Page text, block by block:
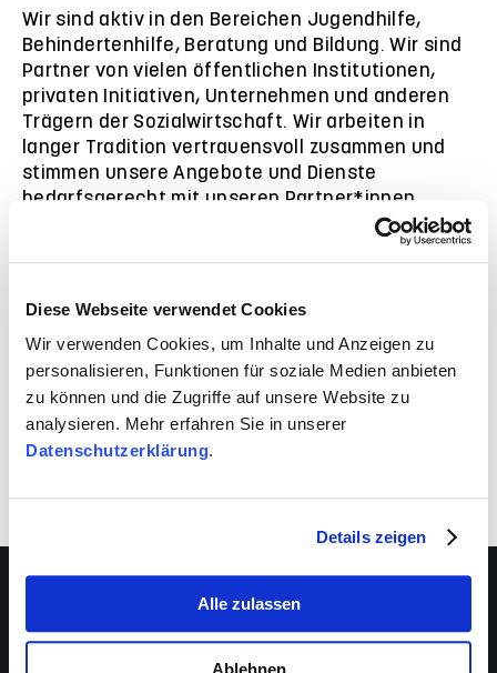
Diese Webseite verwendet Cookies
Wir verwenden Cookies, um Inhalte und Anzeigen zu
personalisieren, Funktionen für soziale Medien anbieten
zu können und die Zugriffe auf unsere Website zu
analysieren. Mehr erfahren Sie in unserer
Datenschutzerklärung.
Details zeigen
Alle zulassen
Ablehnen
Wir sind aktiv in den Bereichen Jugendhilfe,
Behindertenhilfe, Beratung und Bildung. Wir sind
Partner von vielen öffentlichen Institutionen,
privaten Initiativen, Unternehmen und anderen
Trägern der Sozialwirtschaft. Wir arbeiten in
langer Tradition vertrauensvoll zusammen und
stimmen unsere Angebote und Dienste
bedarfsgerecht mit unseren Partner*innen
Nutze sie!